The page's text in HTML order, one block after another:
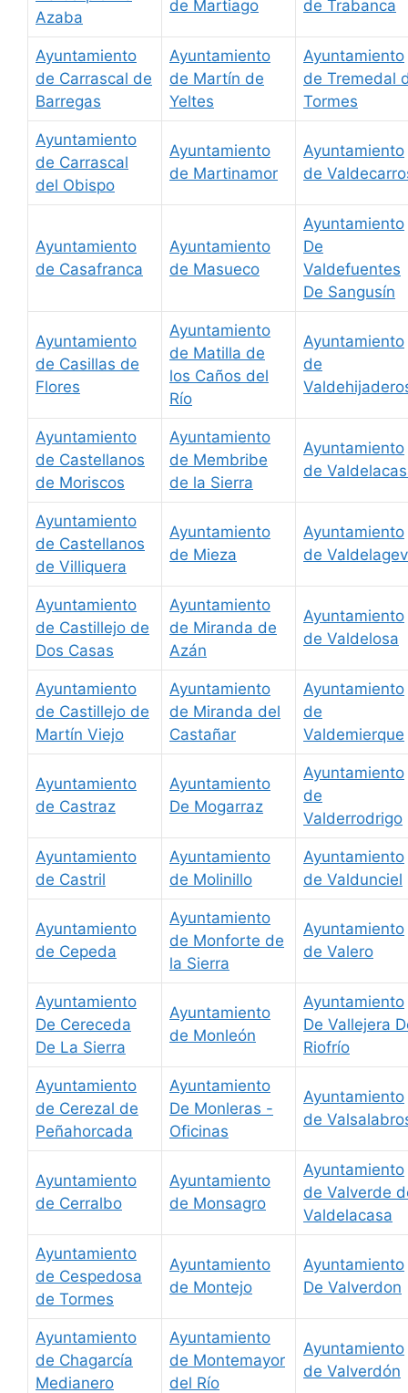
Azaba
de Martiago de Trabanca
Ayuntamiento
de Carrascal de
Barregas
Ayuntamiento
de Martín de
Yeltes
Ayuntamiento
de Tremedal
Tormes
Ayuntamiento
de Carrascal
del Obispo
Ayuntamiento
de Martinamor
Ayuntamiento
de
Ayuntamiento
de Casafranca
Ayuntamiento
de Masueco
Ayuntamiento
De
Valdefuentes
De Sangusín
Ayuntamiento
de Casillas de
Flores
Ayuntamiento
de Matilla de
los Caños del
Río
Ayuntamiento
de
Ayuntamiento
de Castellanos
de Moriscos
Ayuntamiento
de Membribe
de la Sierra
Ayuntamiento
de
Ayuntamiento
de Castellanos
de Villiquera
Ayuntamiento
de Mieza
Ayuntamiento
de
Ayuntamiento
de Castillejo de
Dos Casas
Ayuntamiento
de Miranda de
Azán
Ayuntamiento
de Valdelosa
Ayuntamiento
de Castillejo de
Martín Viejo
Ayuntamiento
de Miranda del
Castañar
Ayuntamiento
de
Valdemierque
Ayuntamiento
de Castraz
Ayuntamiento
De Mogarraz
Ayuntamiento
de
Valderrodrigo
Ayuntamiento
de Castril
Ayuntamiento
de Molinillo
Ayuntamiento
de Valdunciel
Ayuntamiento
de Cepeda
Ayuntamiento
de Monforte de
la Sierra
Ayuntamiento
de Valero
Ayuntamiento
De Cereceda
De La Sierra
Ayuntamiento
de Monleón
Ayuntamiento
De Vallejera
Riofrío
Ayuntamiento
de Cerezal de
Peñahorcada
Ayuntamiento
De Monleras -
Oficinas
Ayuntamiento
de
Ayuntamiento
de Cerralbo
Ayuntamiento
de Monsagro
Ayuntamiento
de Valverde
Valdelacasa
Ayuntamiento
de Cespedosa
de Tormes
Ayuntamiento
de Montejo
Ayuntamiento
De Valverdon
Ayuntamiento
de Chagarcía
Medianero
Ayuntamiento
de Montemayor
del Río
Ayuntamiento
de Valverdón